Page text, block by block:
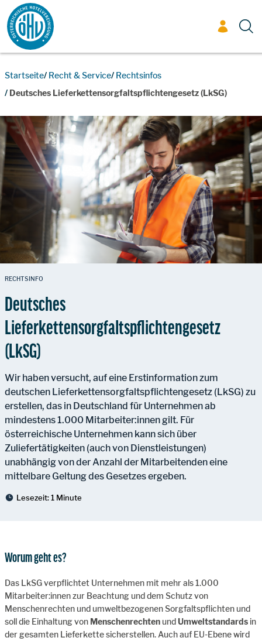
Zum Inhalt
Startseite Recht & Service Rechtsinfos
Deutsches Lieferkettensorgfaltspflichtengesetz (LkSG)
RECHTSINFO
Deutsches
Lieferkettensorgfaltspflichtengesetz
(LkSG)
Wir haben versucht, auf eine Erstinformation zum
deutschen Lieferkettensorgfaltspflichtengesetz (LkSG) zu
erstellen, das in Deutschland für Unternehmen ab
mindestens 1.000 Mitarbeiter:innen gilt. Für
österreichische Unternehmen kann sich über
Zuliefertätigkeiten (auch von Dienstleistungen)
unabhängig von der Anzahl der Mitarbeitenden eine
mittelbare Geltung des Gesetzes ergeben.
Lesezeit:1 Minute
Worum geht es?
Das LkSG verpflichtet Unternehmen mit mehr als 1.000
Mitarbeiter:innen zur Beachtung und dem Schutz von
Menschenrechten und umweltbezogenen Sorgfaltspflichten und
soll die Einhaltung von Menschenrechten undUmweltstandards in
der gesamten Lieferkette sicherstellen. Auch auf EU-Ebene wird